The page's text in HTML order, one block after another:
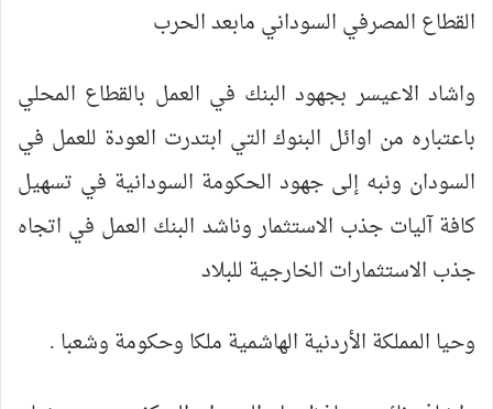
القطاع المصرفي السوداني مابعد الحرب
واشاد الاعيسر بجهود البنك في العمل بالقطاع المحلي
باعتباره من اوائل البنوك التي ابتدرت العودة للعمل في
السودان ونبه إلى جهود الحكومة السودانية في تسهيل
كافة آليات جذب الاستثمار وناشد البنك العمل في اتجاه
جذب الاستثمارات الخارجية للبلاد
وحيا المملكة الأردنية الهاشمية ملكا وحكومة وشعبا .